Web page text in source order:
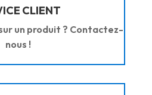
CLIENT
un produit ? Contactez-
nous !